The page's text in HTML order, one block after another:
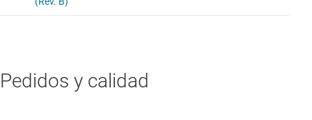
Pedidos y calidad